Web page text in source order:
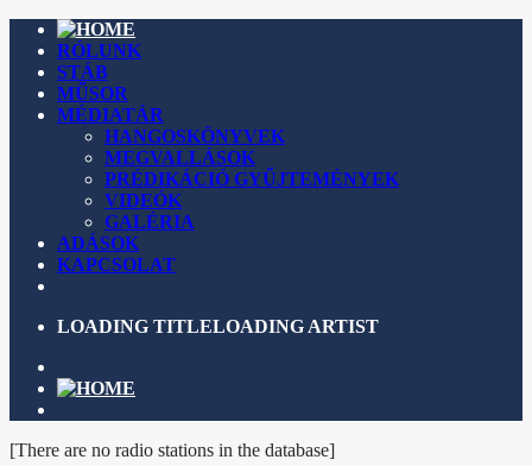
RÓLUNK
STÁB
MŰSOR
MÉDIATÁR
HANGOSKÖNYVEK
MEGVALLÁSOK
PRÉDIKÁCIÓ GYŰJTEMÉNYEK
VIDEÓK
GALÉRIA
ADÁSOK
KAPCSOLAT
LOADING TITLELOADING ARTIST
[There are no radio stations in the database]